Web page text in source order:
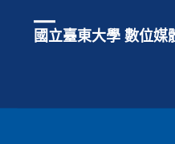
國立臺東大學 數位媒